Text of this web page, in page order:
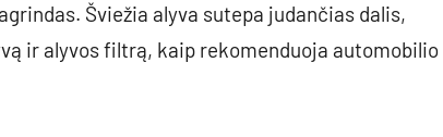
Šviežia alyva sutepa judančias dalis,
ir alyvos filtrą, kaip rekomenduoja automobilio